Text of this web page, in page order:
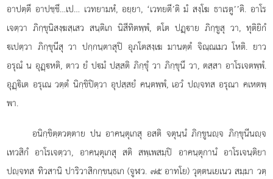
อาปตฺตึ อาปชฺชึ…เป… เวทยามหํ, อยฺยา, ‘เวทยตี’ติ มํ สงฺโฆ ธาเรตู’’ติ. อาโร
เจตฺวา ภิกฺขุนิสงฺฆสฺเสวสนฺติเก นิสีทิตพฺพํ, ตโต ปฏฺาย ภิกฺขูสุ วา, ทุติยิกํ
เปตฺวา ภิกฺขุนีสุ วา ปกฺกนฺตาสุปิ อุภโตสงฺเฆ มานตฺตํ จิณฺณเมว โหติ. ยาว
อรุณํ น อุฏฺหติ, ตาว ยํ ปมํ ปสฺสติ ภิกฺขุํ วา ภิกฺขุนึ วา, ตสฺสา อาโรเจตพฺพํ.
อุฏฺิเต อรุเณ วตฺตํ นิกฺขิปิตฺวา อุปสฺสยํ คนฺตพฺพํ, เอวํ ปฺจทส อรุณา คเหตพฺ
พา.
อนิกฺขิตฺตวตฺตาย ปน อาคนฺตุเกสุ อสติ จตุนฺนํ ภิกฺขูนฺจ ภิกฺขุนีนฺจ
เทวสิกํ อาโรเจตฺวา, อาคนฺตุเกสุ สติ สพฺเพสมฺปิ อาคนฺตุกานํ อาโรเจนฺติยา
ปฺจทส ทิวสานิ ปาริวาสิกกฺขนฺธเก (จูฬว. ๗๕ อาทโย) วุตฺตนเยเนว สมฺมา วตฺ